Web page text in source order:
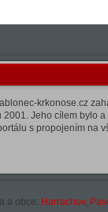
krkonose.cz
2001. Jeho cílem bylo a
s propojením na
a obce: Harrachov,